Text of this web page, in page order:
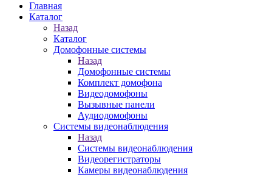
Главная
Каталог
Назад
Каталог
Домофонные системы
Назад
Домофонные системы
Комплект домофона
Видеодомофоны
Вызывные панели
Аудиодомофоны
Системы видеонаблюдения
Назад
Системы видеонаблюдения
Видеорегистраторы
Камеры видеонаблюдения